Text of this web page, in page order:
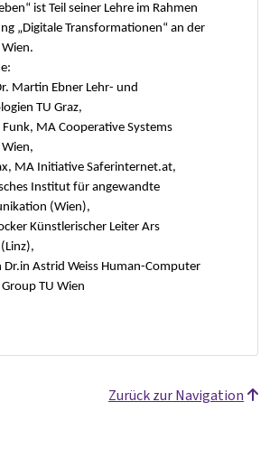
ist Teil seiner Lehre im Rahmen
„Digitale Transformationen“ an der
Martin Ebner Lehr- und
TU Graz,
Funk, MA Cooperative Systems
MA Initiative Saferinternet.at,
Institut für angewandte
(Wien),
Künstlerischer Leiter Ars
Dr.in Astrid Weiss Human-Computer
TU Wien
Zurück zur Navigation